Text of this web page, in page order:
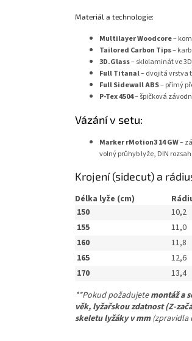
Materiál a technologie:
Multilayer Woodcore–
Tailored Carbon Tips–
3D.Glass– sklolaminát ve
Full Titanal– dvojitá vrstva
Full Sidewall ABS– přímý
P-Tex 4504– špičková
Vázání v setu:
Marker rMotion3 14 GW–
volný průhyb lyže, DIN rozsah
Krojení (sidecut) a
Délka lyže (cm)
150
10,2
155
11,0
160
11,8
165
12,6
170
13,4
**Pokud požadujetemontáž a
věk, lyžařskou zdatnost (Z-
skeletu lyžáky v mm(zpravidla